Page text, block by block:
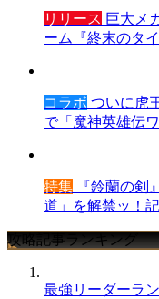
リリース 巨大メ
ーム『終末のタ
コラボ ついに虎
で「魔神英雄伝
特集 『鈴蘭の剣
道」を解禁ッ！
攻略記事ランキング
最強リーダーラ